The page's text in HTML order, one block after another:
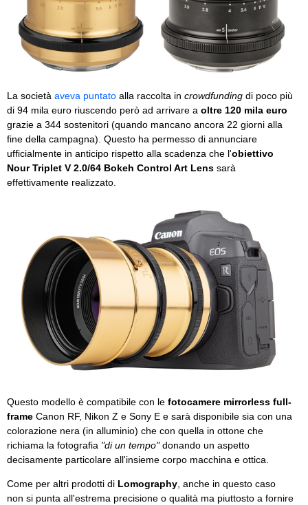
La società aveva puntato alla raccolta in crowdfunding di poco più
di 94 mila euro riuscendo però ad arrivare a oltre 120 mila euro
grazie a 344 sostenitori (quando mancano ancora 22 giorni alla
fine della campagna). Questo ha permesso di annunciare
ufficialmente in anticipo rispetto alla scadenza che l'obiettivo
Nour Triplet V 2.0/64 Bokeh Control Art Lens sarà
effettivamente realizzato.
Questo modello è compatibile con le fotocamere mirrorless full-
frame Canon RF, Nikon Z e Sony E e sarà disponibile sia con una
colorazione nera (in alluminio) che con quella in ottone che
richiama la fotografia "di un tempo"donando un aspetto
decisamente particolare all'insieme corpo macchina e ottica.
Come per altri prodotti di Lomography , anche in questo caso
non si punta all'estrema precisione o qualità ma piuttosto a fornire